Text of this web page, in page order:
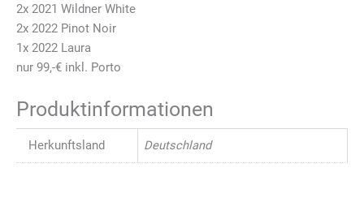
2x 2021 Wildner White
2x 2022 Pinot Noir
1x 2022 Laura
nur 99,-€ inkl. Porto
Produktinformationen
Herkunftsland Deutschland